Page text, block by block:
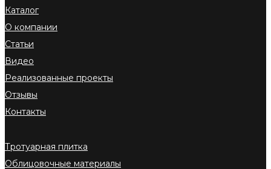
Каталог
О компании
Статьи
Видео
Реализованные проекты
Отзывы
Контакты
Тротуарная плитка
Облицовочные материалы